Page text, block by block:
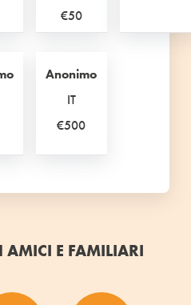
€50
Anonimo
IT
€500
E FAMILIARI